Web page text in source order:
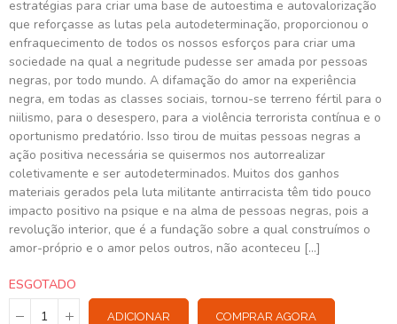
estratégias para criar uma base de autoestima e autovalorização
que reforçasse as lutas pela autodeterminação, proporcionou o
enfraquecimento de todos os nossos esforços para criar uma
sociedade na qual a negritude pudesse ser amada por pessoas
negras, por todo mundo. A difamação do amor na experiência
negra, em todas as classes sociais, tornou-se terreno fértil para o
niilismo, para o desespero, para a violência terrorista contínua e o
oportunismo predatório. Isso tirou de muitas pessoas negras a
ação positiva necessária se quisermos nos autorrealizar
coletivamente e ser autodeterminados. Muitos dos ganhos
materiais gerados pela luta militante antirracista têm tido pouco
impacto positivo na psique e na alma de pessoas negras, pois a
revolução interior, que é a fundação sobre a qual construímos o
amor-próprio e o amor pelos outros, não aconteceu [...]
ESGOTADO
ADICIONAR COMPRAR AGORA